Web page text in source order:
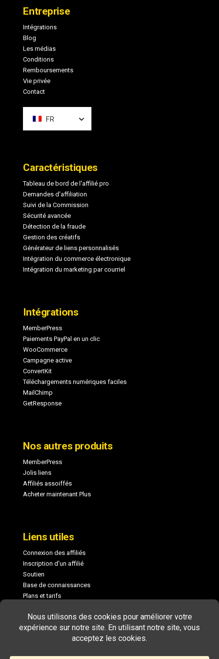
page
Entreprise
Intégrations
Blog
Les médias
Conditions
Remboursements
Vie privée
Contact
FR
Caractéristiques
Tableau de bord de l'affilié pro
Demandes d'affiliation
Suivi de la Commission
Sécurité avancée
Détection de la fraude
Gestion des créatifs
Générateur de liens personnalisés
Intégration du commerce électronique
Intégration du marketing par courriel
Intégrations
MemberPress
Paiements PayPal en un clic
WooCommerce
Campagne active
ConvertKit
Téléchargements numériques faciles
MailChimp
GetResponse
Nos autres produits
MemberPress
Jolis liens
Affiliés assoiffés
Acheter maintenant Plus
Liens utiles
Connexion des affiliés
Inscription d'un affilié
Soutien
Base de connaissances
Plans et tarifs